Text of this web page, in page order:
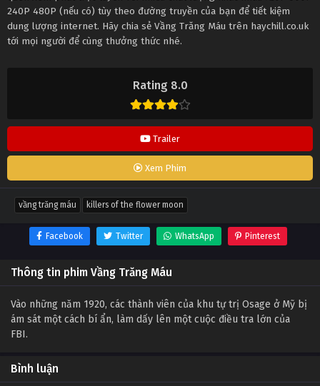
Rating 8.0
Trailer
Xem Phim
240P 480P (nếu có) tùy theo đường truyền của bạn để tiết kiệm
dung lượng internet. Hãy chia sẻ Vầng Trăng Máu trên haychill.co.uk
tới mọi người để cùng thưởng thức nhé.
vầng trăng máu killers of the flower moon
Facebook Twitter WhatsApp Pinterest
Thông tin phim Vầng Trăng Máu
Vào những năm 1920, các thành viên của khu tự trị Osage ở Mỹ bị
ám sát một cách bí ẩn, làm dấy lên một cuộc điều tra lớn của
FBI.
Bình luận